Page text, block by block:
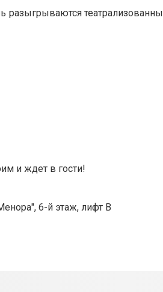
и ждет в гости!
6-й этаж, лифт В